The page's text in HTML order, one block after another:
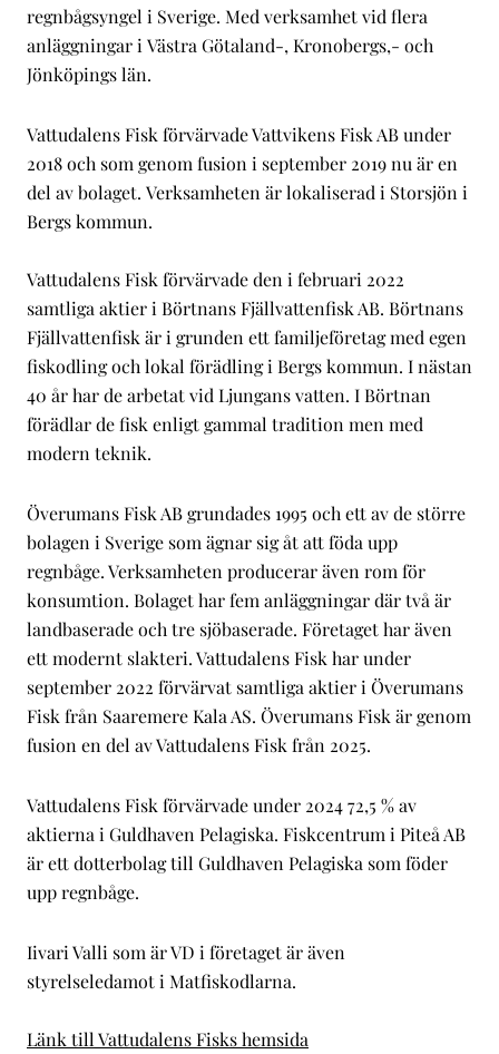
regnbågsyngel i Sverige. Med verksamhet vid flera
anläggningar i Västra Götaland-, Kronobergs,- och
Jönköpings län.
Vattudalens Fisk förvärvade Vattvikens Fisk AB under
2018 och som genom fusion i september 2019 nu är en
del av bolaget. Verksamheten är lokaliserad i Storsjön i
Bergs kommun.
Vattudalens Fisk förvärvade den i februari 2022
samtliga aktier i Börtnans Fjällvattenfisk AB. Börtnans
Fjällvattenfisk är i grunden ett familjeföretag med egen
fiskodling och lokal förädling i Bergs kommun. I nästan
40 år har de arbetat vid Ljungans vatten. I Börtnan
förädlar de fisk enligt gammal tradition men med
modern teknik.
Överumans Fisk AB grundades 1995 och ett av de större
bolagen i Sverige som ägnar sig åt att föda upp
regnbåge. Verksamheten producerar även rom för
konsumtion. Bolaget har fem anläggningar där två är
landbaserade och tre sjöbaserade. Företaget har även
ett modernt slakteri. Vattudalens Fisk har under
september 2022 förvärvat samtliga aktier i Överumans
Fisk från Saaremere Kala AS. Överumans Fisk är genom
fusion en del av Vattudalens Fisk från 2025.
Vattudalens Fisk förvärvade under 2024 72,5 % av
aktierna i Guldhaven Pelagiska. Fiskcentrum i Piteå AB
är ett dotterbolag till Guldhaven Pelagiska som föder
upp regnbåge.
Iivari Valli som är VD i företaget är även
styrelseledamot i Matfiskodlarna.
Länk till Vattudalens Fisks hemsida